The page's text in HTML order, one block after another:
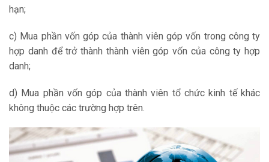
hạn;
c) Mua phần vốn góp của thành viên góp vốn trong công ty
hợp danh để trở thành thành viên góp vốn của công ty hợp
danh;
d) Mua phần vốn góp của thành viên tổ chức kinh tế khác
không thuộc các trường hợp trên.